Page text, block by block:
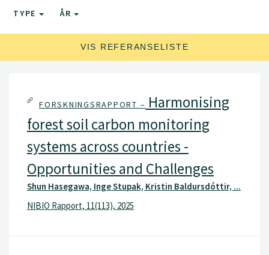
TYPE ÅR
VIS REFERANSELISTE
FORSKNINGSRAPPORT – Harmonising
forest soil carbon monitoring
systems across countries -
Opportunities and Challenges
Shun Hasegawa, Inge Stupak, Kristin Baldursdóttir, ...
NIBIO Rapport, 11(113), 2025